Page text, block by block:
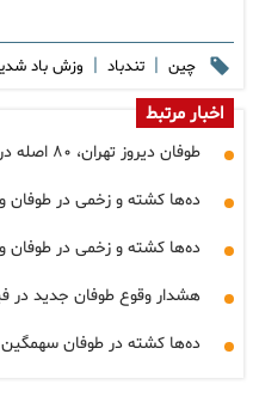
چین | تندباد | وزش باد
اخبار مرتبط
طوفان دیروز تهران، ۸۰ اصله درخت را از جا کند
ده‌ها کشته و زخمی در طوفان
ده‌ها کشته و زخمی در طوفان و
هشدار وقوع طوفان جدید در
ده‌ها کشته در طوفان سهمگین